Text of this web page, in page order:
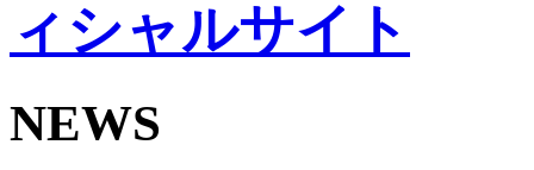
ビクトリーロード
HOMEGAME
観戦ルール＆マナー
Jリーグ運営管理規定
写真・動画使用ガイドライン
NEWS